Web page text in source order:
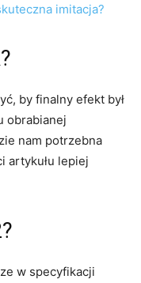
imitacja?
by finalny efekt był
obrabianej
nam potrzebna
artykułu lepiej
w specyfikacji